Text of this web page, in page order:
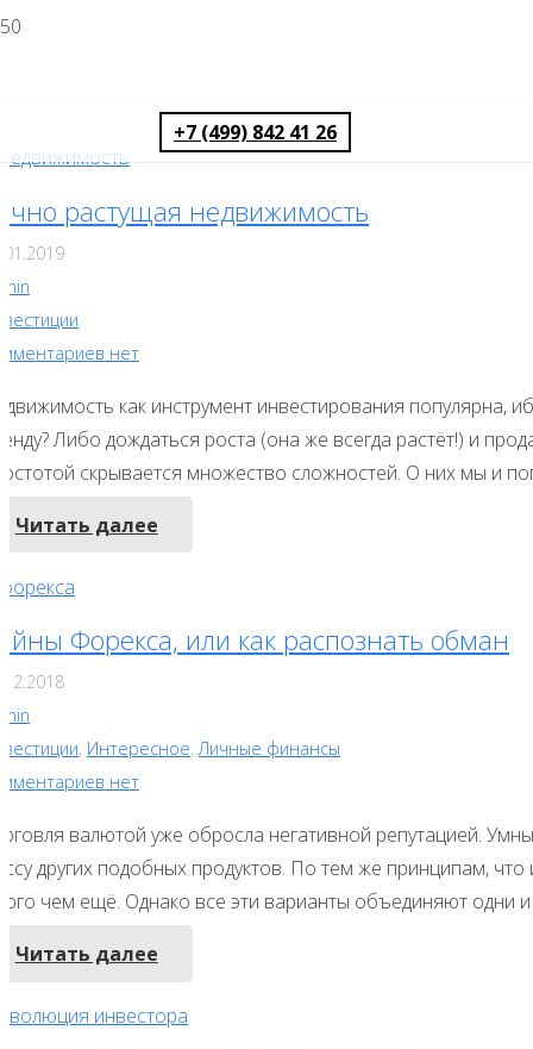
+7 (499) 842 41 26
растущая недвижимость
нет
как инструмент инвестирования популярна,
Либо дождаться роста (она же всегда растёт!) и
скрывается множество сложностей. О них мы и
Читать далее
Форекса, или как распознать обман
, Интересное,Личные финансы
нет
валютой уже обросла негативной репутацией.
других подобных продуктов. По тем же принципам,
чем ещё. Однако все эти варианты объединяют одни
Читать далее